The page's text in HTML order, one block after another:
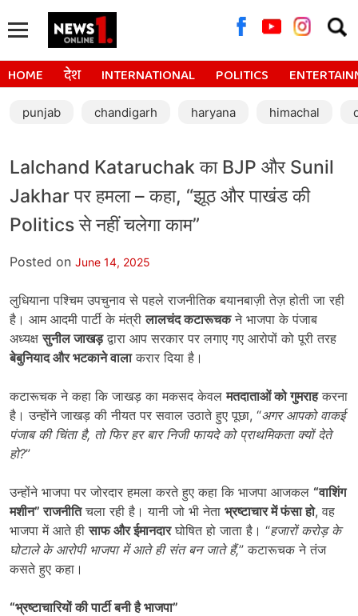
for:
HOME देश INTERNATIONAL POLITICS
punjab chandigarh haryana himachal
Lalchand Kataruchak का BJP और Sunil
Jakhar पर हमला – कहा, “झूठ और पाखंड की
Politics से नहीं चलेगा काम”
Posted on June 14, 2025
लुधियाना पश्चिम उपचुनाव से पहले राजनीतिक बयानबाज़ी तेज़ होती जा रही
है। आम आदमी पार्टी के मंत्रीलालचंद कटारूचकने भाजपा के पंजाब
अध्यक्षसुनील जाखड़द्वारा आप सरकार पर लगाए गए आरोपों को पूरी तरह
बेबुनियाद और भटकाने वालाकरार दिया है।
कटारूचक ने कहा कि जाखड़ का मकसद केवलमतदाताओं को गुमराहकरना
है। उन्होंने जाखड़ की नीयत पर सवाल उठाते हुए पूछा, “अगर आपको वाकई
पंजाब की चिंता है, तो फिर हर बार निजी फायदे को प्राथमिकता क्यों देते
हो?”
उन्होंने भाजपा पर जोरदार हमला करते हुए कहा कि भाजपा आजकल “वाशिंग
मशीन” राजनीतिचला रही है। यानी जो भी नेता भ्रष्टाचार में फंसा हो, वह
भाजपा में आते हीसाफ और ईमानदारघोषित हो जाता है। “हजारों करोड़ के
घोटाले के आरोपी भाजपा में आते ही संत बन जाते हैं,” कटारूचक ने तंज
कसते हुए कहा।
“भ्रष्टाचारियों की पार्टी बनी है भाजपा”